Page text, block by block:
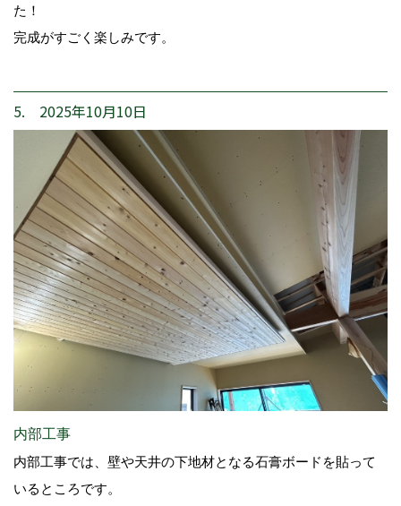
た！
完成がすごく楽しみです。
5. 2025年10月10日
内部工事
内部工事では、壁や天井の下地材となる石膏ボードを貼って
いるところです。